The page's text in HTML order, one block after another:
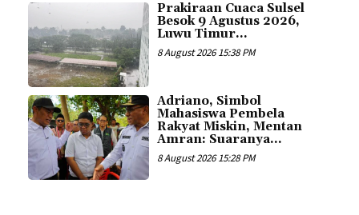
Prakiraan Cuaca Sulsel
Besok 9 Agustus 2026,
Luwu Timur...
8 August 2026 15:38 PM
Adriano, Simbol
Mahasiswa Pembela
Rakyat Miskin, Mentan
Amran: Suaranya...
8 August 2026 15:28 PM